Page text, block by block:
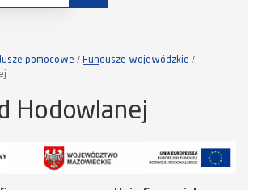
pomocowe
Fundusze wojewódzkie
Hodowlanej